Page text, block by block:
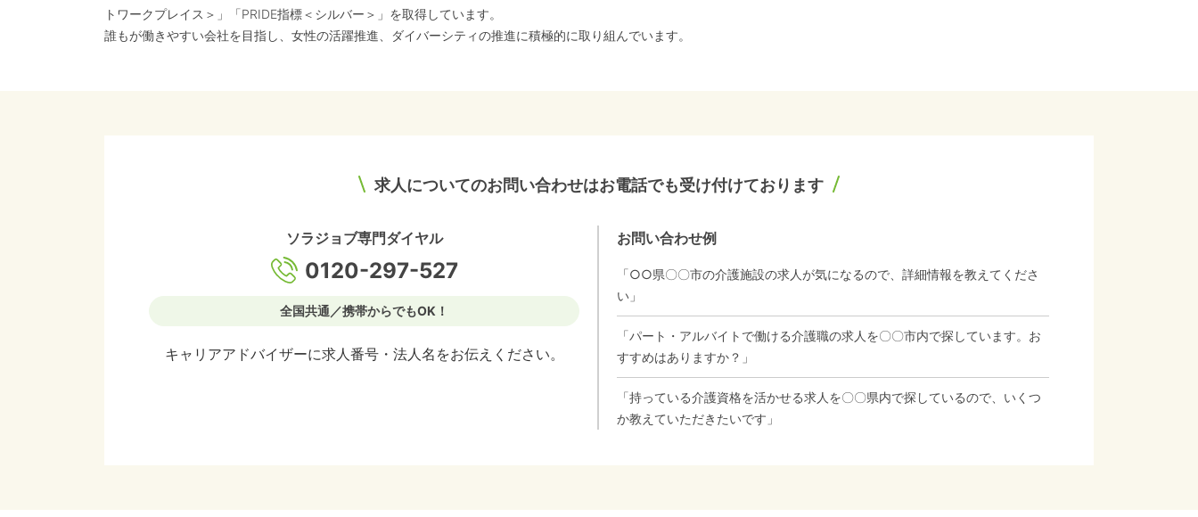
トワークプレイス＞」「PRIDE指標＜シルバー＞」を取得しています。
誰もが働きやすい会社を目指し、女性の活躍推進、ダイバーシティの推進に積極的に取り組んでいます。
求人についてのお問い合わせはお電話でも受け付けております
ソラジョブ専門ダイヤル
0120-297-527
全国共通／携帯からでもOK！
キャリアアドバイザーに求人番号・法人名をお伝えください。
お問い合わせ例
「○○県〇〇市の介護施設の求人が気になるので、詳細情報を教えてくださ
い」
「パート・アルバイトで働ける介護職の求人を〇〇市内で探しています。お
すすめはありますか？」
「持っている介護資格を活かせる求人を〇〇県内で探しているので、いくつ
か教えていただきたいです」